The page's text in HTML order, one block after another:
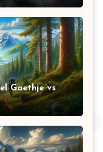
Gaethje vs